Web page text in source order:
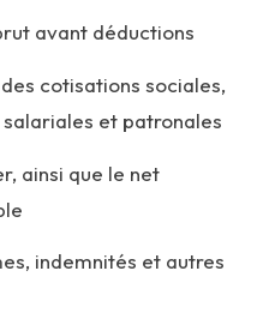
avant déductions
cotisations sociales,
et patronales
ainsi que le net
indemnités et autres